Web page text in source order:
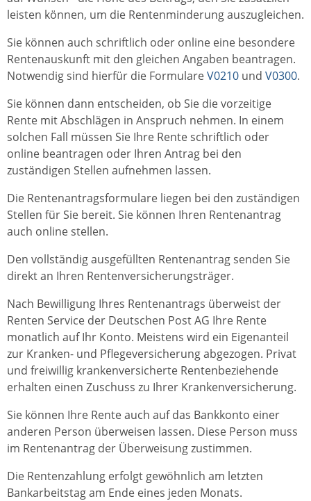
leisten können, um die Rentenminderung auszugleichen.
Sie können auch schriftlich oder online eine besondere
Rentenauskunft mit den gleichen Angaben beantragen.
Notwendig sind hierfür die FormulareV0210 und V0300.
Sie können dann entscheiden, ob Sie die vorzeitige
Rente mit Abschlägen in Anspruch nehmen. In einem
solchen Fall müssen Sie Ihre Rente schriftlich oder
online beantragen oder Ihren Antrag bei den
zuständigen Stellen aufnehmen lassen.
Die Rentenantragsformulare liegen bei den zuständigen
Stellen für Sie bereit. Sie können Ihren Rentenantrag
auch online stellen.
Den vollständig ausgefüllten Rentenantrag senden Sie
direkt an Ihren Rentenversicherungsträger.
Nach Bewilligung Ihres Rentenantrags überweist der
Renten Service der Deutschen Post AG Ihre Rente
monatlich auf Ihr Konto. Meistens wird ein Eigenanteil
zur Kranken- und Pflegeversicherung abgezogen. Privat
und freiwillig krankenversicherte Rentenbeziehende
erhalten einen Zuschuss zu Ihrer Krankenversicherung.
Sie können Ihre Rente auch auf das Bankkonto einer
anderen Person überweisen lassen. Diese Person muss
im Rentenantrag der Überweisung zustimmen.
Die Rentenzahlung erfolgt gewöhnlich am letzten
Bankarbeitstag am Ende eines jeden Monats.